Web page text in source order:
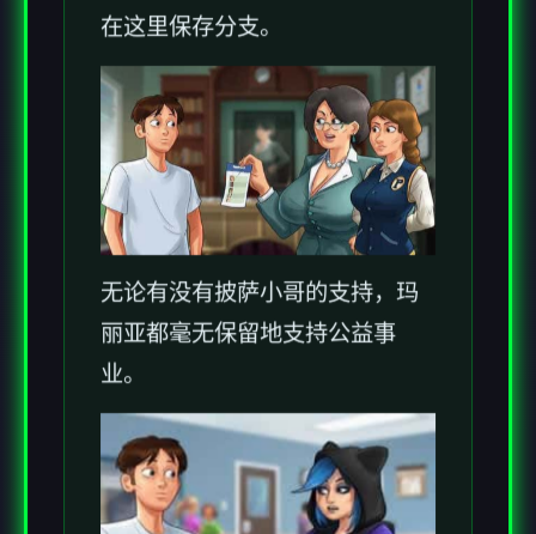
在这里保存分支。
无论有没有披萨小哥的支持，玛
丽亚都毫无保留地支持公益事
业。